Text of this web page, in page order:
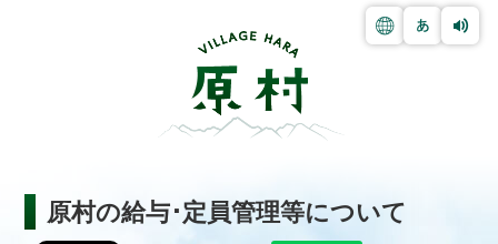
原村の給与･定員管理等について